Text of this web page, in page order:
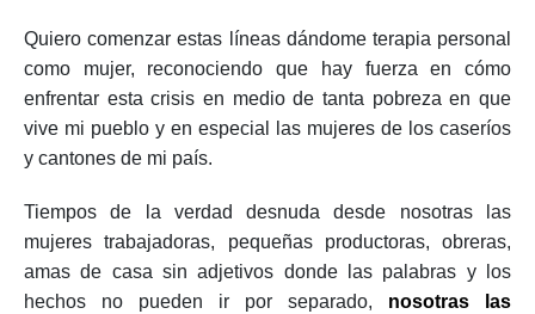
Quiero comenzar estas líneas dándome terapia personal
como mujer, reconociendo que hay fuerza en cómo
enfrentar esta crisis en medio de tanta pobreza en que
vive mi pueblo y en especial las mujeres de los caseríos
y cantones de mi país.
Tiempos de la verdad desnuda desde nosotras las
mujeres trabajadoras, pequeñas productoras, obreras,
amas de casa sin adjetivos donde las palabras y los
hechos no pueden ir por separado, nosotras las